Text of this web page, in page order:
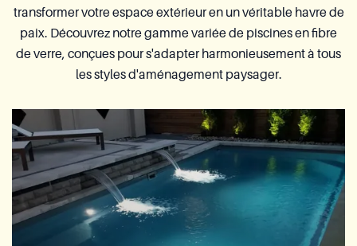
transformer votre espace extérieur en un véritable havre de
paix. Découvrez notre gamme variée de piscines en fibre
de verre, conçues pour s'adapter harmonieusement à tous
les styles d'aménagement paysager.​